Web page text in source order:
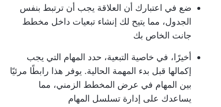
ضع في اعتبارك أن العلاقة يجب أن ترتبط بنفس
الجدول، مما يتيح لك إنشاء تبعيات داخل مخطط
جانت الخاص بك
أخيرًا، في خاصية التبعية، حدد المهام التي يجب
إكمالها قبل بدء المهمة الحالية. يوفر هذا رابطًا مرئيًا
بين المهام في عرض المخطط الزمني، مما
يساعدك على إدارة تسلسل المهام